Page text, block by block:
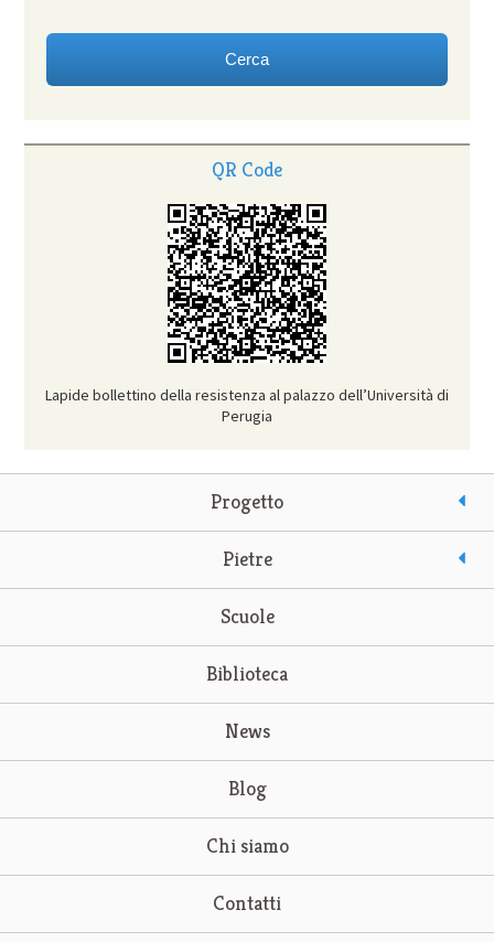
QR Code
Lapide bollettino della resistenza al palazzo dell’Università di
Perugia
Progetto
Pietre
Scuole
Biblioteca
News
Blog
Chi siamo
Contatti